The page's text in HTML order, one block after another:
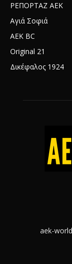
ΡΕΠΟΡΤΑΖ ΑΕΚ
Αγιά Σοφιά
AEK BC
Original 21
Δικέφαλος 1924
aek-